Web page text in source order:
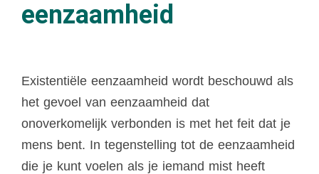
eenzaamheid
Existentiële eenzaamheid wordt beschouwd als
het gevoel van eenzaamheid dat
onoverkomelijk verbonden is met het feit dat je
mens bent. In tegenstelling tot de eenzaamheid
die je kunt voelen als je iemand mist heeft